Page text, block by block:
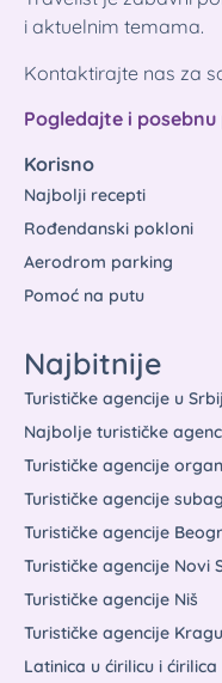
i aktuelnim temama.
Kontaktirajte nas za
Pogledajte i
Korisno
Najbolji recepti
Rođendanski pokloni
Aerodrom parking
Pomoć na putu
Najbitnije
Turističke agencije u
Najbolje turističke
Turističke agencije
Turističke agencije
Turističke agencije
Turističke agencije Novi
Turističke agencije Niš
Turističke agencije
Latinica u ćirilicu i